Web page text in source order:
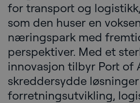
for transport og
som den huser en
næringspark med
perspektiver. Med et
innovasjon tilbyr Port of
skreddersydde
forretningsutvikling,